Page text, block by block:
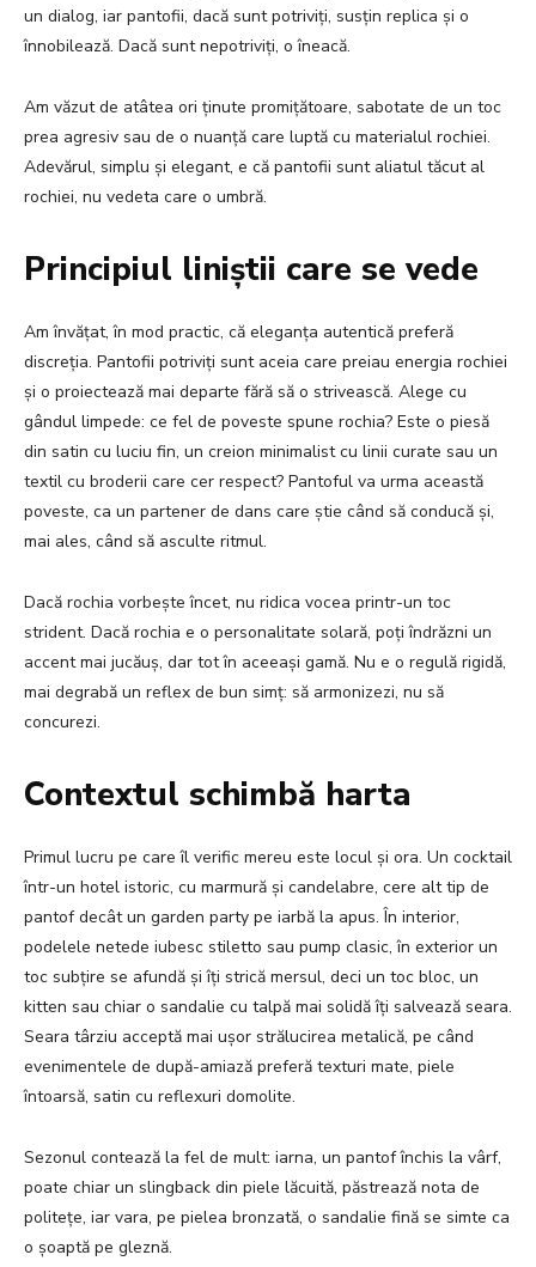
un dialog, iar pantofii, dacă sunt potriviți, susțin replica și o
înnobilează. Dacă sunt nepotriviți, o îneacă.
Am văzut de atâtea ori ținute promițătoare, sabotate de un toc
prea agresiv sau de o nuanță care luptă cu materialul rochiei.
Adevărul, simplu și elegant, e că pantofii sunt aliatul tăcut al
rochiei, nu vedeta care o umbră.
Principiul liniștii care se vede
Am învățat, în mod practic, că eleganța autentică preferă
discreția. Pantofii potriviți sunt aceia care preiau energia rochiei
și o proiectează mai departe fără să o strivească. Alege cu
gândul limpede: ce fel de poveste spune rochia? Este o piesă
din satin cu luciu fin, un creion minimalist cu linii curate sau un
textil cu broderii care cer respect? Pantoful va urma această
poveste, ca un partener de dans care știe când să conducă și,
mai ales, când să asculte ritmul.
Dacă rochia vorbește încet, nu ridica vocea printr-un toc
strident. Dacă rochia e o personalitate solară, poți îndrăzni un
accent mai jucăuș, dar tot în aceeași gamă. Nu e o regulă rigidă,
mai degrabă un reflex de bun simț: să armonizezi, nu să
concurezi.
Contextul schimbă harta
Primul lucru pe care îl verific mereu este locul și ora. Un cocktail
într-un hotel istoric, cu marmură și candelabre, cere alt tip de
pantof decât un garden party pe iarbă la apus. În interior,
podelele netede iubesc stiletto sau pump clasic, în exterior un
toc subțire se afundă și îți strică mersul, deci un toc bloc, un
kitten sau chiar o sandalie cu talpă mai solidă îți salvează seara.
Seara târziu acceptă mai ușor strălucirea metalică, pe când
evenimentele de după-amiază preferă texturi mate, piele
întoarsă, satin cu reflexuri domolite.
Sezonul contează la fel de mult: iarna, un pantof închis la vârf,
poate chiar un slingback din piele lăcuită, păstrează nota de
politețe, iar vara, pe pielea bronzată, o sandalie fină se simte ca
o șoaptă pe gleznă.